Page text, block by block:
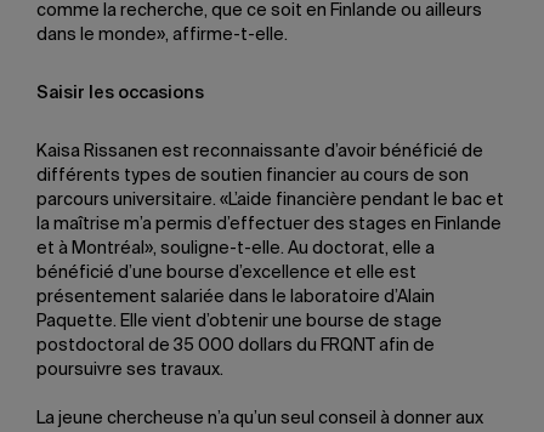
comme la recherche, que ce soit en Finlande ou ailleurs
dans le monde», affirme-t-elle.
Saisir les occasions
Kaisa Rissanen est reconnaissante d’avoir bénéficié de
différents types de soutien financier au cours de son
parcours universitaire. «L’aide financière pendant le bac et
la maîtrise m’a permis d’effectuer des stages en Finlande
et à Montréal», souligne-t-elle. Au doctorat, elle a
bénéficié d’une bourse d’excellence et elle est
présentement salariée dans le laboratoire d’Alain
Paquette. Elle vient d’obtenir une bourse de stage
postdoctoral de 35 000 dollars du FRQNT afin de
poursuivre ses travaux.
La jeune chercheuse n’a qu’un seul conseil à donner aux